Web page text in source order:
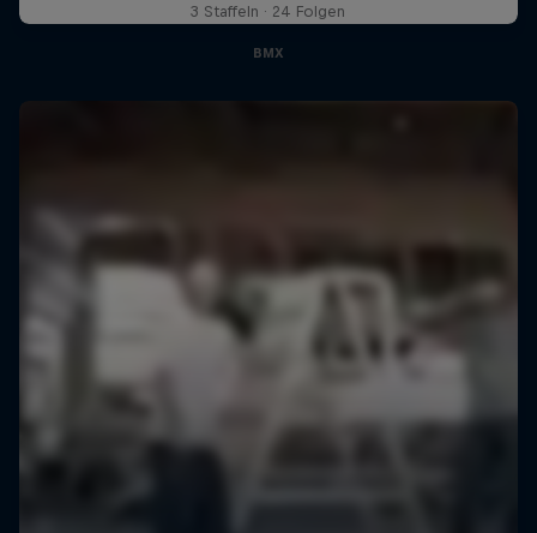
3 Staffeln · 24 Folgen
BMX